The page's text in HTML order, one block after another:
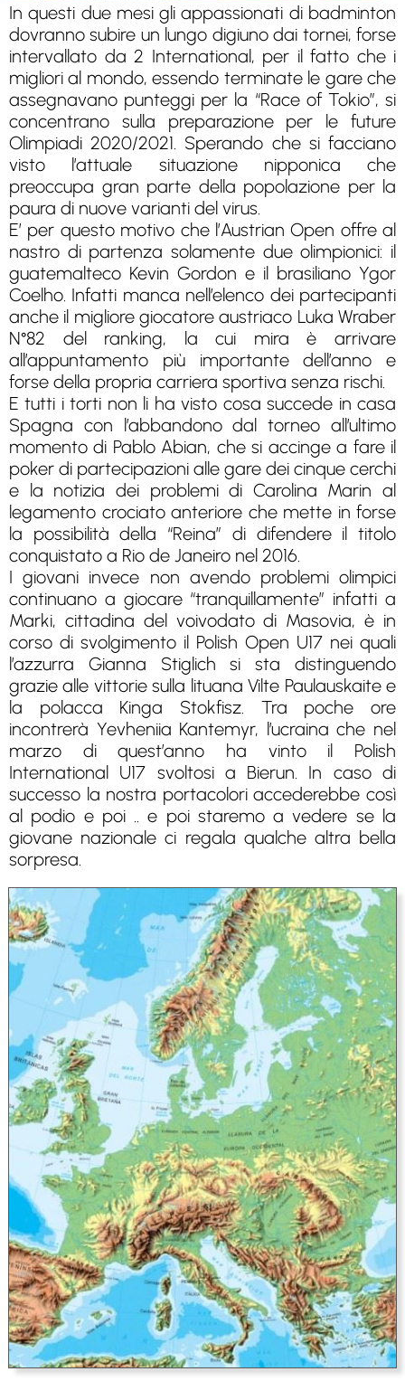
In questi due mesi gli appassionati di badminton
dovranno subire un lungo digiuno dai tornei, forse
intervallato da 2 International, per il fatto che i
migliori al mondo, essendo terminate le gare che
assegnavano punteggi per la “Race of Tokio”, si
concentrano sulla preparazione per le future
Olimpiadi 2020/2021. Sperando che si facciano
visto l’attuale situazione nipponica che
preoccupa gran parte della popolazione per la
paura di nuove varianti del virus.
E’ per questo motivo che l’Austrian Open offre al
nastro di partenza solamente due olimpionici: il
guatemalteco Kevin Gordon e il brasiliano Ygor
Coelho. Infatti manca nell’elenco dei partecipanti
anche il migliore giocatore austriaco Luka Wraber
N°82 del ranking, la cui mira è arrivare
all’appuntamento più importante dell’anno e
forse della propria carriera sportiva senza rischi.
E tutti i torti non li ha visto cosa succede in casa
Spagna con l’abbandono dal torneo all’ultimo
momento di Pablo Abian, che si accinge a fare il
poker di partecipazioni alle gare dei cinque cerchi
e la notizia dei problemi di Carolina Marin al
legamento crociato anteriore che mette in forse
la possibilità della “Reina” di difendere il titolo
conquistato a Rio de Janeiro nel 2016.
I giovani invece non avendo problemi olimpici
continuano a giocare “tranquillamente” infatti a
Marki, cittadina del voivodato di Masovia, è in
corso di svolgimento il Polish Open U17 nei quali
l’azzurra Gianna Stiglich si sta distinguendo
grazie alle vittorie sulla lituana Vilte Paulauskaite e
la polacca Kinga Stokfisz. Tra poche ore
incontrerà Yevheniia Kantemyr, l’ucraina che nel
marzo di quest’anno ha vinto il Polish
International U17 svoltosi a Bierun. In caso di
successo la nostra portacolori accederebbe così
al podio e poi .. e poi staremo a vedere se la
giovane nazionale ci regala qualche altra bella
sorpresa.